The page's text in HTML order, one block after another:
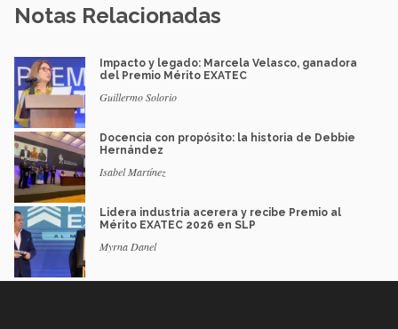
Notas Relacionadas
Impacto y legado: Marcela Velasco, ganadora
del Premio Mérito EXATEC
Guillermo Solorio
Docencia con propósito: la historia de Debbie
Hernández
Isabel Martínez
Lidera industria acerera y recibe Premio al
Mérito EXATEC 2026 en SLP
Myrna Danel